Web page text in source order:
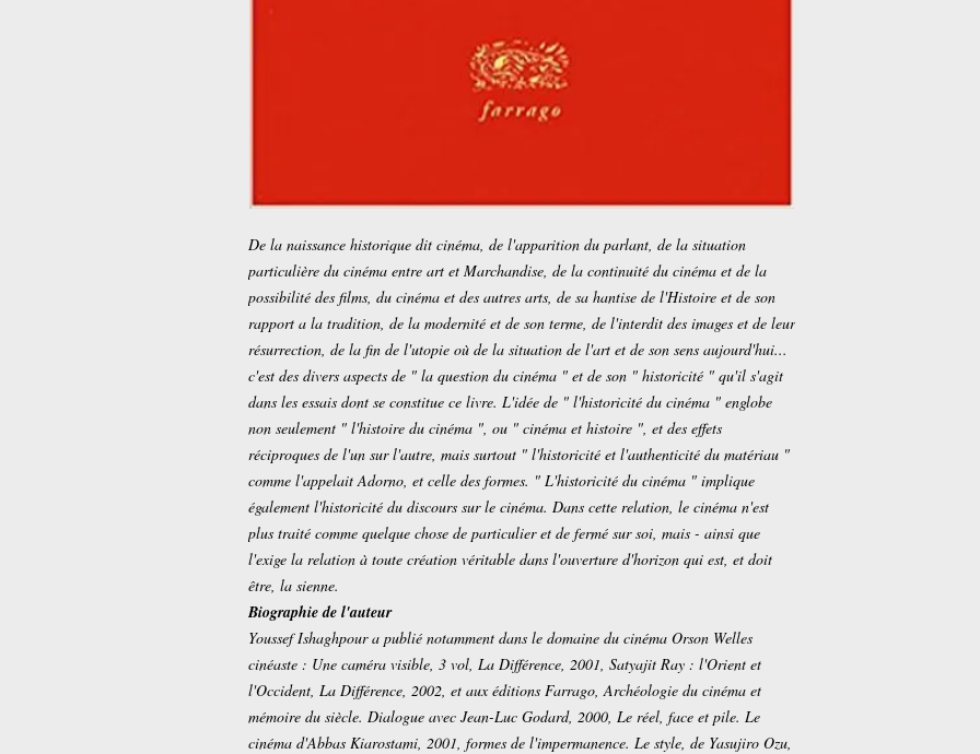
De la naissance historique dit cinéma, de l'apparition du parlant, de la situation
particulière du cinéma entre art et Marchandise, de la continuité du cinéma et de la
possibilité des films, du cinéma et des autres arts, de sa hantise de l'Histoire et de son
rapport a la tradition, de la modernité et de son terme, de l'interdit des images et de leur
résurrection, de la fin de l'utopie où de la situation de l'art et de son sens aujourd'hui...
c'est des divers aspects de " la question du cinéma " et de son " historicité " qu'il s'agit
dans les essais dont se constitue ce livre. L'idée de " l'historicité du cinéma " englobe
non seulement " l'histoire du cinéma ", ou " cinéma et histoire ", et des effets
réciproques de l'un sur l'autre, mais surtout " l'historicité et l'authenticité du matériau "
comme l'appelait Adorno, et celle des formes. " L'historicité du cinéma " implique
également l'historicité du discours sur le cinéma. Dans cette relation, le cinéma n'est
plus traité comme quelque chose de particulier et de fermé sur soi, mais - ainsi que
l'exige la relation à toute création véritable dans l'ouverture d'horizon qui est, et doit
être, la sienne.
Biographie de l'auteur
Youssef Ishaghpour a publié notamment dans le domaine du cinéma Orson Welles
cinéaste : Une caméra visible, 3 vol, La Différence, 2001, Satyajit Ray : l'Orient et
l'Occident, La Différence, 2002, et aux éditions Farrago, Archéologie du cinéma et
mémoire du siècle. Dialogue avec Jean-Luc Godard, 2000, Le réel, face et pile. Le
cinéma d'Abbas Kiarostami, 2001, formes de l'impermanence. Le style, de Yasujiro Ozu,